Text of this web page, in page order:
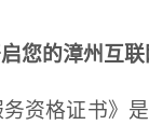
的漳州互联
格证书》是